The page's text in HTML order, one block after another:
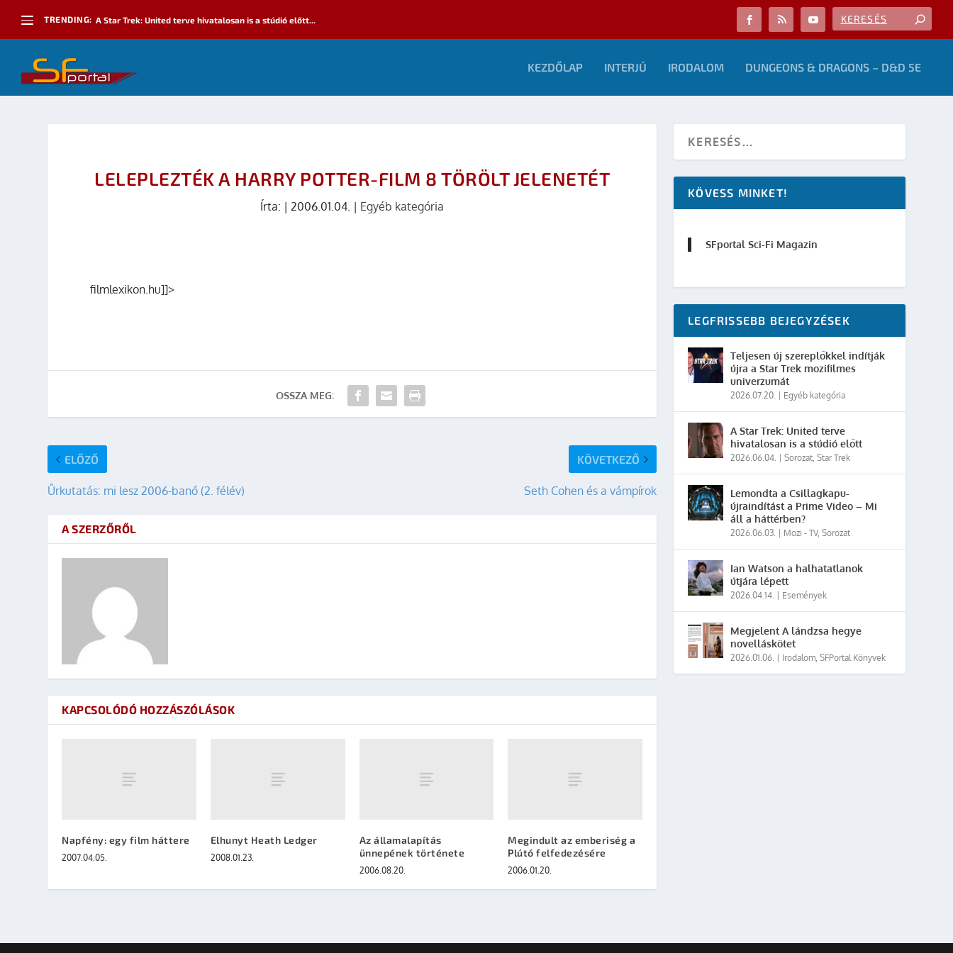
TRENDING: A Star Trek: United terve hivatalosan is a stúdió előtt...
KEZDŐLAP INTERJÚ IRODALOM DUNGEONS & DRAGONS – D&D 5E
LELEPLEZTÉK A HARRY POTTER-FILM 8 TÖRÖLT JELENETÉT
Írta: |2006.01.04. | Egyéb kategória
filmlexikon.hu]]>
OSSZA MEG:
ELŐZŐ
Ûrkutatás: mi lesz 2006-banő (2. félév)
KÖVETKEZŐ
Seth Cohen és a vámpírok
A SZERZŐRŐL
KAPCSOLÓDÓ HOZZÁSZÓLÁSOK
Napfény: egy film háttere
2007.04.05.
Elhunyt Heath Ledger
2008.01.23.
Az államalapítás
ünnepének története
2006.08.20.
Megindult az emberiség a
Plútó felfedezésére
2006.01.20.
KÖVESS MINKET!
SFportal Sci-Fi Magazin
LEGFRISSEBB BEJEGYZÉSEK
Teljesen új szereplőkkel indítják
újra a Star Trek mozifilmes
univerzumát
2026.07.20. Egyéb kategória
A Star Trek: United terve
hivatalosan is a stúdió előtt
2026.06.04. |Sorozat,Star Trek
Lemondta a Csillagkapu-
újraindítást a Prime Video – Mi
áll a háttérben?
2026.06.03. Mozi - TV,Sorozat
Ian Watson a halhatatlanok
útjára lépett
2026.04.14. Események
Megjelent A lándzsa hegye
novelláskötet
2026.01.06. Irodalom,SFPortal Könyvek